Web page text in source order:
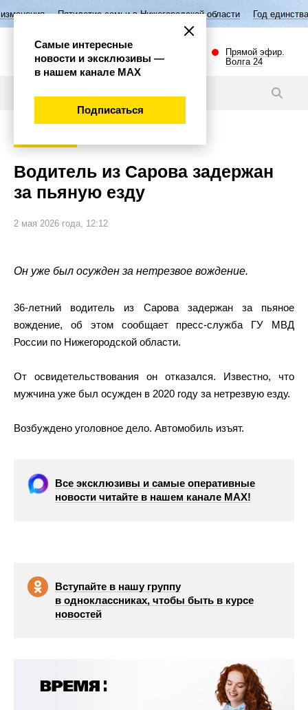
семьи в Нижегородской области Год единства народов России
Прямой эфир.
Волга 24
Водитель из Сарова задержан
за пьяную езду
2 мая 2026 года, 12:12
Он уже был осужден за нетрезвое вождение.
36-летний водитель из Сарова задержан за пьяное
вождение, об этом сообщает пресс-служба ГУ МВД
России по Нижегородской области.
От освидетельствования он отказался. Известно, что
мужчина уже был осужден в 2020 году за нетрезвую езду.
Возбуждено уголовное дело. Автомобиль изъят.
Все эксклюзивы и самые оперативные
новости читайте в нашем канале МАХ!
Вступайте в нашу группу
в одноклассниках, чтобы быть в курсе
новостей
Самые интересные
новости и эксклюзивы —
в нашем канале МАХ
Подписаться